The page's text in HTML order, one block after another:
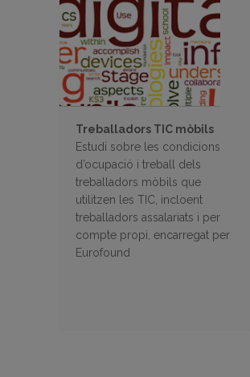
Treballadors TIC mòbils
Estudi sobre les condicions
d’ocupació i treball dels
treballadors mòbils que
utilitzen les TIC, incloent
treballadors assalariats i per
compte propi, encarregat per
Eurofound